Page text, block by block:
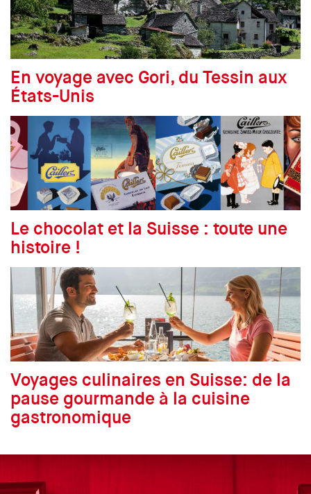
En voyage avec Gori, du Tessin aux
États-Unis
Le chocolat et la Suisse : toute une
histoire !
Voyages culinaires en Suisse: de la
pause gourmande à la cuisine
gastronomique